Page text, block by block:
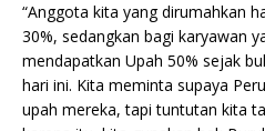
“Anggota kita yang dirumahkan
30%, sedangkan bagi karyawan
mendapatkan Upah 50% sejak
hari ini. Kita meminta supaya
upah mereka, tapi tuntutan kita